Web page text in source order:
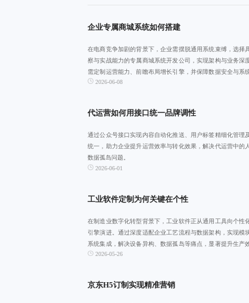
企业专属商城系统如何搭建
在电商竞争加剧的背景下，企业需摆脱通用系统束缚，选择
察与实战能力的专属商城系统开发公司，实现架构与业务深
需定制运营能力、前瞻布局增长引擎，并保障数据安全与系
助力可持续数字
2026-06-08
代运营如何用接口统一品牌调性
通过公众号接口实现内容自动化推送、用户标签精细化管理
统一，助力企业提升运营效率与转化效果，解决代运营中的
数据孤岛问题。
2026-06-01
工业软件定制为何关键在个性
在制造业数字化转型背景下，工业软件正从通用工具向个性
引擎演进。通过深度适配企业工艺流程与数据架构，实现模
系统集成，解决设备异构、数据孤岛等痛点，显著提升生产
协同。广州地区
2026-05-26
京东H5订制实现精准营销